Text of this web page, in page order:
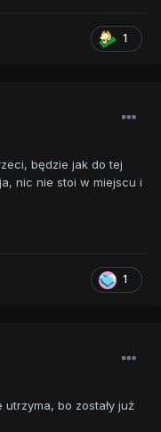
1
będzie jak do tej
nic nie stoi w miejscu i
1
bo zostały już